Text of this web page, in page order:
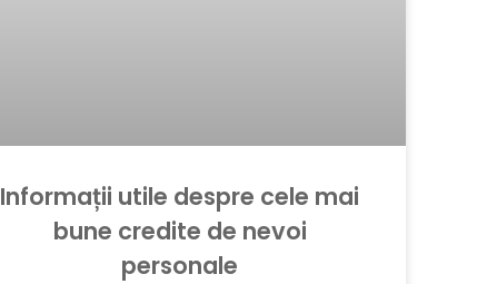
Informații utile despre cele mai
bune credite de nevoi
personale